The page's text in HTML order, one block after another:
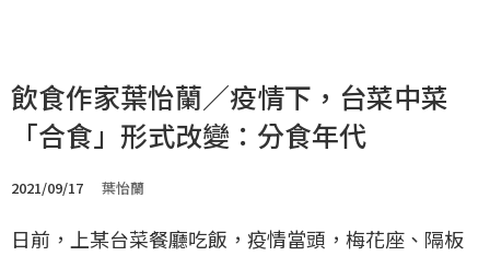
飲食作家葉怡蘭／疫情下，台菜中菜
「合食」形式改變：分食年代
2021/09/17 葉怡蘭
日前，上某台菜餐廳吃飯，疫情當頭，梅花座、隔板